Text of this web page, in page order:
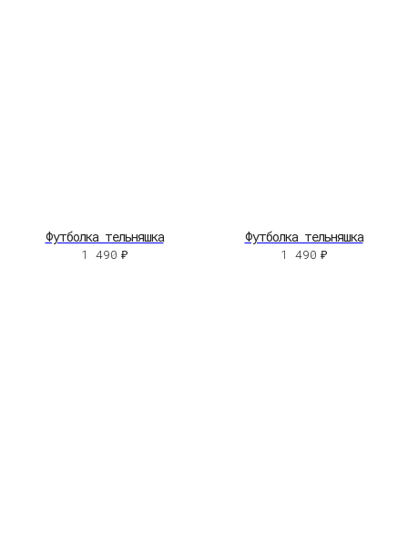
Футболка тельняшка
1 490 ₽
Футболка тельняшка
1 490 ₽